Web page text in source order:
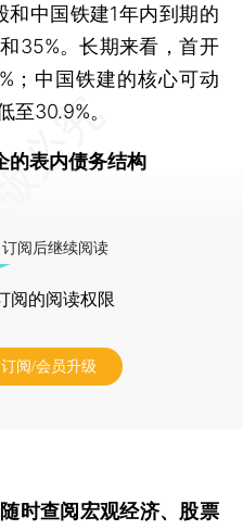
中国铁建1年内到期的
35%。长期来看，首开
；中国铁建的核心可动
至30.9%。
的表内债务结构
阅后继续阅读
阅的阅读权限
订阅/会员升级
随时查阅宏观经济、股票